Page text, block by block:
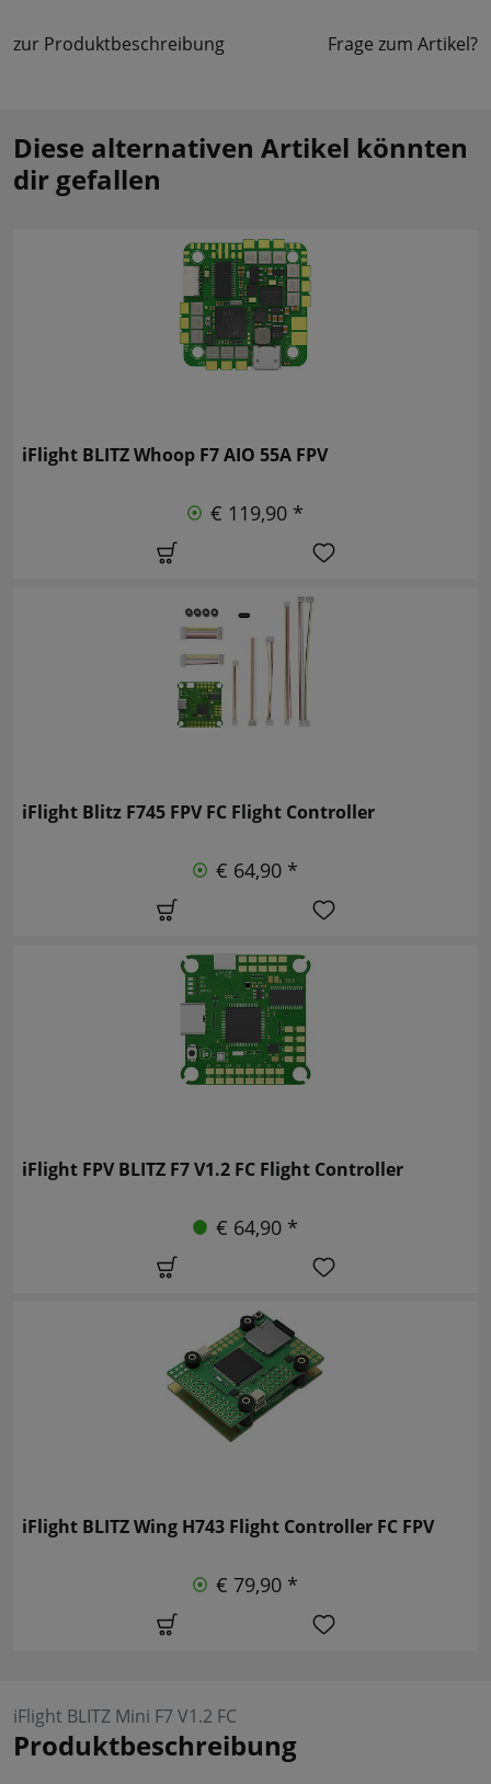
zur Produktbeschreibung Frage zum Artikel?
Diese alternativen Artikel könnten
dir gefallen
iFlight BLITZ Whoop F7 AIO 55A FPV
€ 119,90 *
iFlight Blitz F745 FPV FC Flight Controller
€ 64,90 *
iFlight FPV BLITZ F7 V1.2 FC Flight Controller
€ 64,90 *
iFlight BLITZ Wing H743 Flight Controller FC FPV
€ 79,90 *
iFlight BLITZ Mini F7 V1.2 FC
Produktbeschreibung